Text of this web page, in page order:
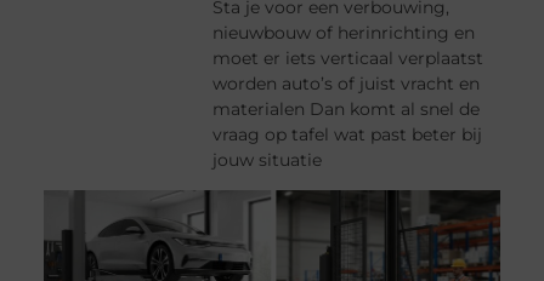
Sta je voor een verbouwing,
nieuwbouw of herinrichting en
moet er iets verticaal verplaatst
worden auto’s of juist vracht en
materialen Dan komt al snel de
vraag op tafel wat past beter bij
jouw situatie